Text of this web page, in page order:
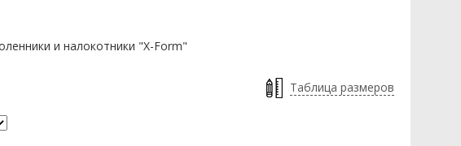
и налокотники "X-Form"
Таблица размеров